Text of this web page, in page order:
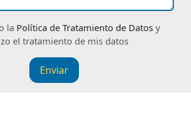
la Política de Tratamiento de Datosy
el tratamiento de mis datos
Enviar